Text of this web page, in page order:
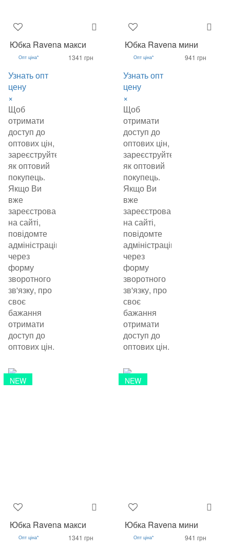
Юбка Ravena макси
Опт ціна*
Узнать опт
цену
×
Щоб
отримати
доступ до
оптових цін,
зареєструйтеся
як оптовий
покупець.
Якщо Ви
вже
зареєстровані
на сайті,
повідомте
адміністрацію
через
форму
зворотного
зв'язку, про
своє
бажання
отримати
доступ до
оптових цін.
1341 грн
Юбка Ravena мини
Опт ціна*
Узнать опт
цену
×
Щоб
отримати
доступ до
оптових цін,
зареєструйтеся
як оптовий
покупець.
Якщо Ви
вже
зареєстровані
на сайті,
повідомте
адміністрацію
через
форму
зворотного
зв'язку, про
своє
бажання
отримати
доступ до
оптових цін.
941 грн
NEW
Юбка Ravena макси
Опт ціна* 1341 грн
NEW
Юбка Ravena мини
Опт ціна* 941 грн